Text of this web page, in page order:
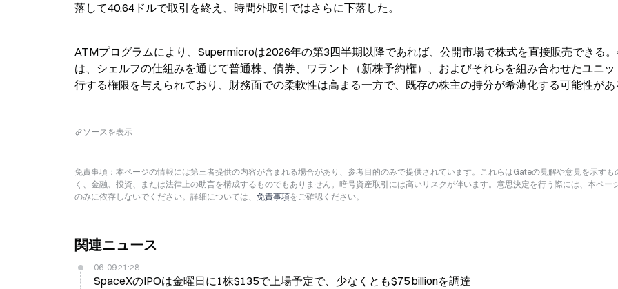
落して40.64ドルで取引を終え、時間外取引ではさらに下落した。
ATMプログラムにより、Supermicroは2026年の第3四半期以降であれば、公開市場で株式を直接販売できる
は、シェルフの仕組みを通じて普通株、債券、ワラント（新株予約権）、およびそれらを組み合わせたユニ
行する権限を与えられており、財務面での柔軟性は高まる一方で、既存の株主の持分が希薄化する可能性があ
ソースを表示
免責事項：本ページの情報には第三者提供の内容が含まれる場合があり、参考目的のみで提供されています。これらはGateの見解や意見を示すも
く、金融、投資、または法律上の助言を構成するものでもありません。暗号資産取引には高いリスクが伴います。意思決定を行う際には、本ペー
のみに依存しないでください。詳細については、 免責事項をご確認ください。
関連ニュース
06-09 21:28
SpaceXのIPOは金曜日に1株$135で上場予定で、少なくとも$75 billionを調達